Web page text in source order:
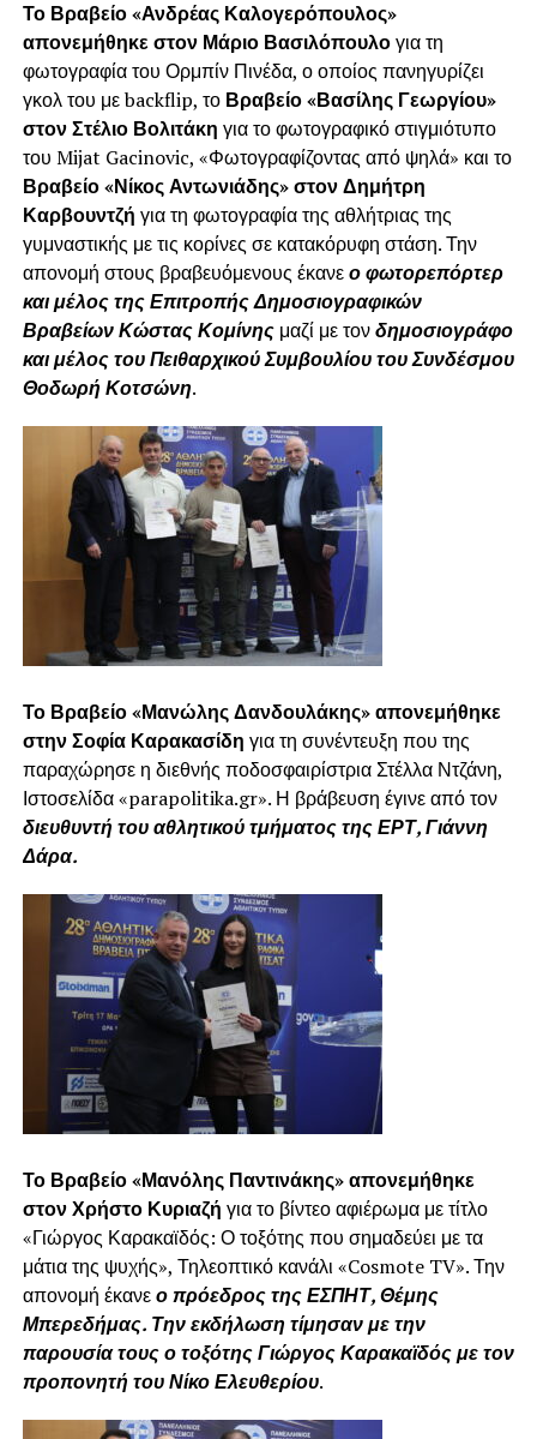
Το Βραβείο «Ανδρέας Καλογερόπουλος»
απονεμήθηκε στον Μάριο Βασιλόπουλογια τη
φωτογραφία του Ορμπίν Πινέδα, ο οποίος πανηγυρίζει
γκολ του με backflip, το Βραβείο «Βασίλης Γεωργίου»
στον Στέλιο Βολιτάκη για το φωτογραφικό στιγμιότυπο
του Mijat Gacinovic, «Φωτογραφίζοντας από ψηλά» και το
Βραβείο «Νίκος Αντωνιάδης» στον Δημήτρη
Καρβουντζή για τη φωτογραφία της αθλήτριας της
γυμναστικής με τις κορίνες σε κατακόρυφη στάση. Την
απονομή στους βραβευόμενους έκανεο φωτορεπόρτερ
και μέλος της Επιτροπής Δημοσιογραφικών
Βραβείων Κώστας Κομίνηςμαζί με τονδημοσιογράφο
και μέλος του Πειθαρχικού Συμβουλίου του Συνδέσμου
Θοδωρή Κοτσώνη.
Το Βραβείο «Μανώλης Δανδουλάκης» απονεμήθηκε
στην Σοφία Καρακασίδη για τη συνέντευξη που της
παραχώρησε η διεθνής ποδοσφαιρίστρια Στέλλα Ντζάνη,
Ιστοσελίδα «parapolitika.gr». Η βράβευση έγινε από τον
διευθυντή του αθλητικού τμήματος της ΕΡΤ, Γιάννη
Δάρα.
Το Βραβείο «Μανόλης Παντινάκης» απονεμήθηκε
στον Χρήστο Κυριαζή για το βίντεο αφιέρωμα με τίτλο
«Γιώργος Καρακαϊδός: Ο τοξότης που σημαδεύει με τα
μάτια της ψυχής», Τηλεοπτικό κανάλι «Cosmote TV». Την
απονομή έκανεο πρόεδρος της ΕΣΠΗΤ, Θέμης
Μπερεδήμας. Την εκδήλωση τίμησαν με την
παρουσία τους ο τοξότης Γιώργος Καρακαϊδός με τον
προπονητή του Νίκο Ελευθερίου.